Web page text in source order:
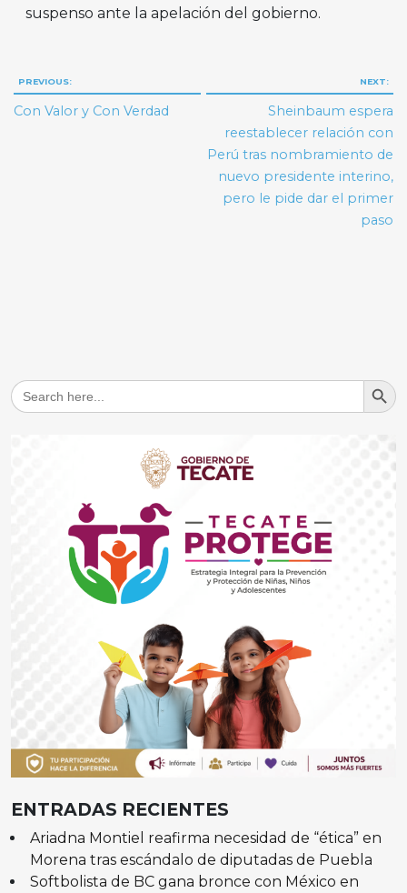
suspenso ante la apelación del gobierno.
Navegación
de
PREVIOUS:
Con Valor y Con Verdad
NEXT:
Sheinbaum espera
reestablecer relación con
Perú tras nombramiento de
nuevo presidente interino,
pero le pide dar el primer
paso
Search
for:
Search
ENTRADAS RECIENTES
Ariadna Montiel reafirma necesidad de “ética” en
Morena tras escándalo de diputadas de Puebla
Softbolista de BC gana bronce con México en